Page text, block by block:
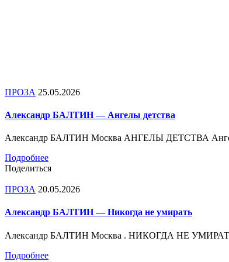
ПРОЗА 25.05.2026
Александр БАЛТИН — Ангелы детства
Александр БАЛТИН Москва АНГЕЛЫ ДЕТСТВА Ангелы
Подробнее
Поделиться
ПРОЗА 20.05.2026
Александр БАЛТИН — Никогда не умирать
Александр БАЛТИН Москва . НИКОГДА НЕ УМИРАТЬ
Подробнее